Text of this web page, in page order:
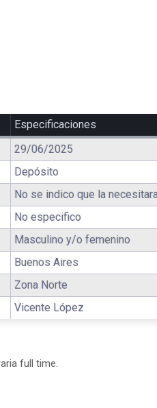
Especificaciones
29/06/2025
Depósito
No se indico que la
No especifico
Masculino y/o femenino
Buenos Aires
Zona Norte
Vicente López
full time.